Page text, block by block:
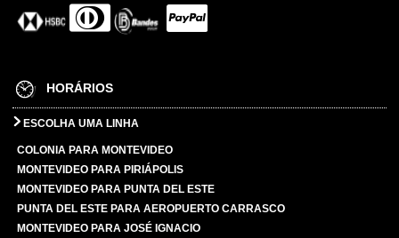
HORÁRIOS
ESCOLHA UMA LINHA
COLONIA PARA MONTEVIDEO
MONTEVIDEO PARA PIRIÁPOLIS
MONTEVIDEO PARA PUNTA DEL ESTE
PUNTA DEL ESTE PARA AEROPUERTO CARRASCO
MONTEVIDEO PARA JOSÉ IGNACIO